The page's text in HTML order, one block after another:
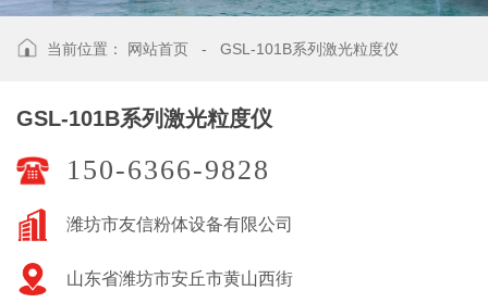
当前位置： 网站首页 - GSL-101B系列激光粒度仪
GSL-101B系列激光粒度仪
150-6366-9828
潍坊市友信粉体设备有限公司
山东省潍坊市安丘市黄山西街